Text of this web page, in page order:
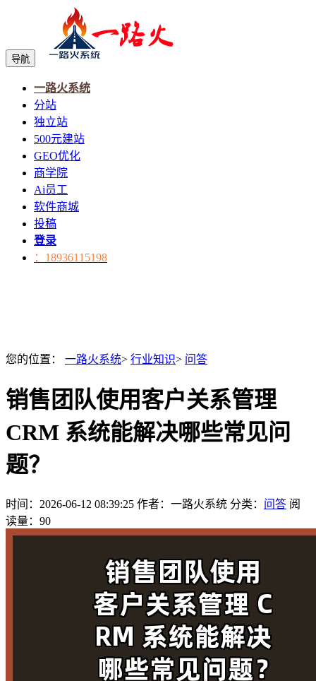
导航
一路火系统
分站
独立站
500元建站
GEO优化
商学院
Ai员工
软件商城
投稿
登录
：18936115198
您的位置： 一路火系统> 行业知识> 问答
销售团队使用客户关系管理
CRM 系统能解决哪些常见问
题？
时间： 2026-06-12 08:39:25 作者：一路火系统 分类： 问答 阅
读量：90